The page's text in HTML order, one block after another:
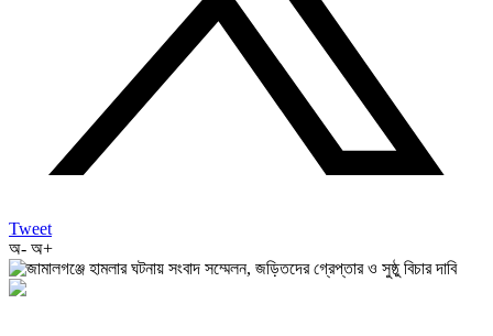
Tweet
অ- অ+